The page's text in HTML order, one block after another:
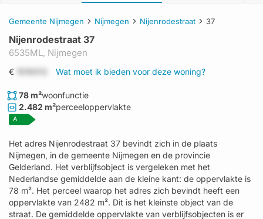
Gemeente Nijmegen Nijmegen Nijenrodestraat 37
Nijenrodestraat 37
6535ML, Nijmegen
€ Wat moet ik bieden voor deze woning?
78 m²woonfunctie
2.482 m²perceeloppervlakte
A
Het adres Nijenrodestraat 37 bevindt zich in de plaats
Nijmegen, in de gemeente Nijmegen en de provincie
Gelderland. Het verblijfsobject is vergeleken met het
Nederlandse gemiddelde aan de kleine kant: de oppervlakte is
78 m². Het perceel waarop het adres zich bevindt heeft een
oppervlakte van 2482 m². Dit is het kleinste object van de
straat. De gemiddelde oppervlakte van verblijfsobjecten is er